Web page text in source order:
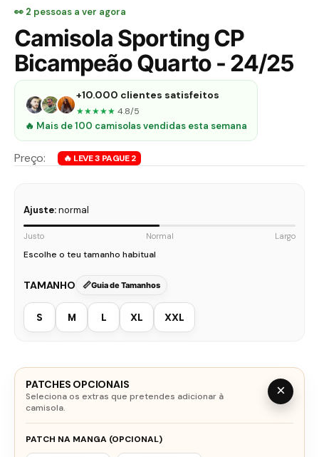
👀 3 pessoas a ver agora
Camisola Sporting CP
Bicampeão Quarto - 24/25
+10.000 clientes satisfeitos
★★★★★ 4.8/5
🔥 Mais de 100 camisolas vendidas esta semana
Ajuste:normal
Justo Normal Largo
Escolhe o teu tamanho habitual
TAMANHO Guia de Tamanhos
S M L XL XXL
PATCHES OPCIONAIS
Seleciona os extras que pretendes adicionar à
camisola.
×
PATCH NA MANGA (OPCIONAL)